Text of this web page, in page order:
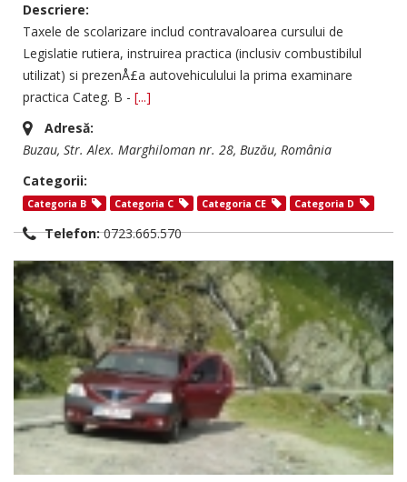
Descriere:
Taxele de scolarizare includ contravaloarea cursului de
Legislatie rutiera, instruirea practica (inclusiv combustibilul
utilizat) si prezenÅ£a autovehiculului la prima examinare
practica Categ. B - [...]
Adresă:
Buzau, Str. Alex. Marghiloman nr. 28, Buzău, România
Categorii:
Categoria B Categoria C Categoria CE Categoria D
Telefon: 0723.665.570